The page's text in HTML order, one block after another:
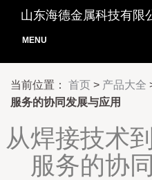
山东海德金属科技有限
MENU
当前位置： 首页 > 产品大全
服务的协同发展与应用
从焊接技术
服务的协